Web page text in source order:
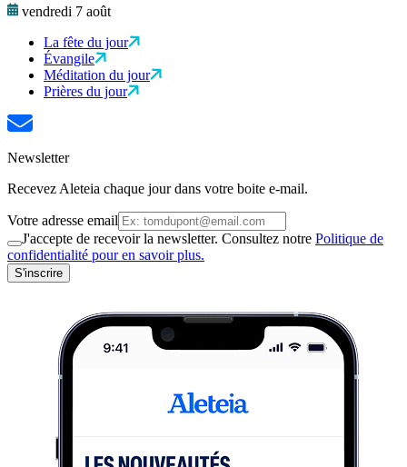
vendredi 7 août
La fête du jour
Évangile
Méditation du jour
Prières du jour
Newsletter
Recevez Aleteia chaque jour dans votre boite e-mail.
Votre adresse email
J'accepte de recevoir la newsletter. Consultez notre Politique de
confidentialité pour en savoir plus.
S'inscrire